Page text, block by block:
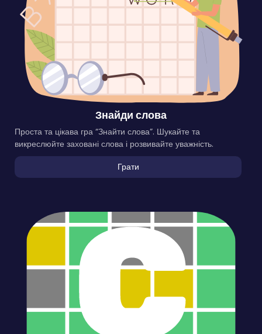
Знайди слова
Проста та цікава гра “Знайти слова”. Шукайте та
викреслюйте заховані слова і розвивайте уважність.
Грати